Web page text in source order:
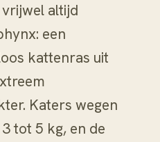
altijd
een
kattenras uit
Katers wegen
tot 5 kg, en de